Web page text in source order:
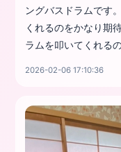
ングバスドラムです
くれるのをかなり期
ラムを叩いてくれる
2026-02-06 17:10:36